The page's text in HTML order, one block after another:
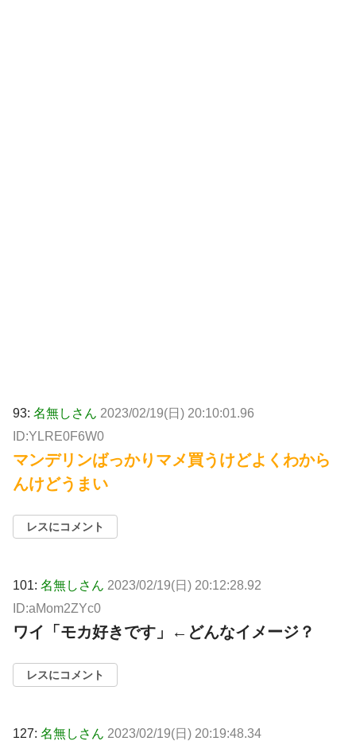
93: 名無しさん 2023/02/19(日) 20:10:01.96
ID:YLRE0F6W0
マンデリンばっかりマメ買うけどよくわから
んけどうまい
レスにコメント
101: 名無しさん 2023/02/19(日) 20:12:28.92
ID:aMom2ZYc0
ワイ「モカ好きです」←どんなイメージ？
レスにコメント
127: 名無しさん 2023/02/19(日) 20:19:48.34